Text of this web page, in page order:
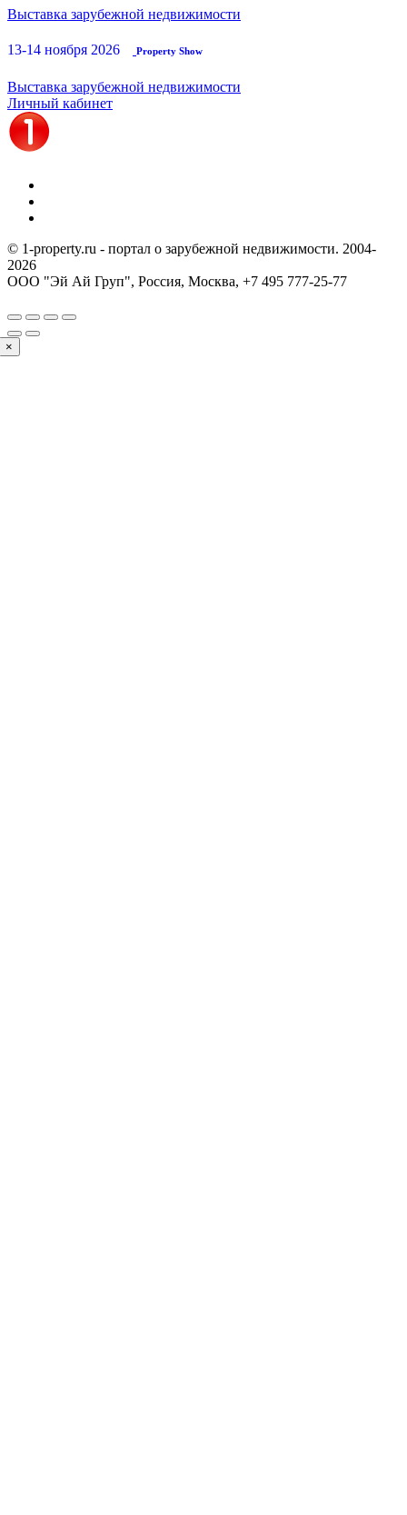
Выставка зарубежной недвижимости
13-14 ноября 2026 Property Show
Выставка зарубежной недвижимости
Личный кабинет
© 1-property.ru - портал о зарубежной недвижимости. 2004-
2026
ООО "Эй Ай Груп", Россия, Москва, +7 495 777-25-77
×